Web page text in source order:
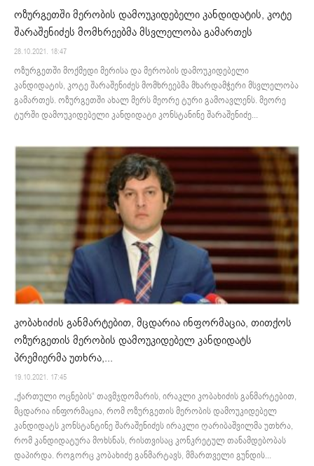
ოზურგეთში მერობის დამოუკიდებელი კანდიდატის, კოტე
შარაშენიძეს მომხრეებმა მსვლელობა გამართეს
28.10.2021. 18:47
ოზურგეთში მოქმედი მერისა და მერობის დამოუკიდებელი
კანდიდატის, კოტე შარაშენიძეს მომხრეებმა მხარდამჭერი მსვლელობა
გამართეს. ოზურგეთში ახალ მერს მეორე ტური გამოავლენს. მეორე
ტურში დამოუკიდებელი კანდიდატი კონსტანინე შარაშენიძე...
კობახიძის განმარტებით, მცდარია ინფორმაცია, თითქოს
ოზურგეთის მერობის დამოუკიდებელ კანდიდატს
პრემიერმა უთხრა,...
19.10.2021. 17:45
„ქართული ოცნების“ თავმჯდომარის, ირაკლი კობახიძის განმარტებით,
მცდარია ინფორმაცია, რომ ოზურგეთის მერობის დამოუკიდებელ
კანდიდატს კონსტანტინე შარაშენიძეს ირაკლი ღარიბაშვილმა უთხრა,
რომ კანდიდატურა მოხსნას, რისთვისაც კონკრეტულ თანამდებობას
დაპირდა. როგორც კობახიძე განმარტავს, მმართველი გუნდის...